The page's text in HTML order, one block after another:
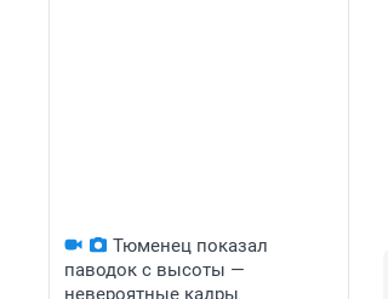
Тюменец показал
паводок с высоты —
невероятные кадры